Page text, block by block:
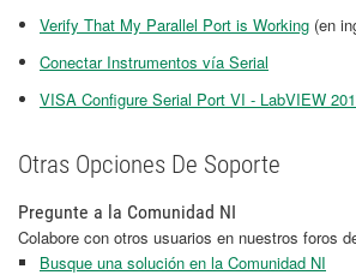
Verify That My Parallel Port is Working (en
Conectar Instrumentos vía Serial
VISA Configure Serial Port VI - LabVIEW
Otras Opciones De Soporte
Pregunte a la Comunidad NI
Colabore con otros usuarios en nuestros foros
Busque una solución en la Comunidad NI